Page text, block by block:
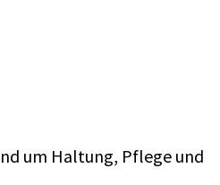
um Haltung, Pflege und